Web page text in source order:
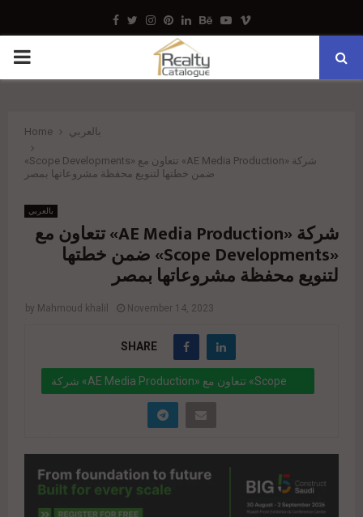
Facebook
TwitterInstagram
Pinterest
LinkedinBehance
Youtube
Vimeo
PRIMARY
Home بالعربي
شركة «AE Media Production» تتعاون مع «Scope Developments»
ضمن خطتها لتنويع محفظة مشروعاتها بمصر
بالعربي
شركة «AE Media Production» تتعاون مع
«Scope Developments» ضمن خطتها
لتنويع محفظة مشروعاتها بمصر
by Mahmoud khalil November 14, 2023
SHARE
شركة «AE Media Production» تتعاون مع «Scope
" data-link="https://realty-
eg.net/%d8%b4%d8%b1%d9%83%d8%a9-ae-